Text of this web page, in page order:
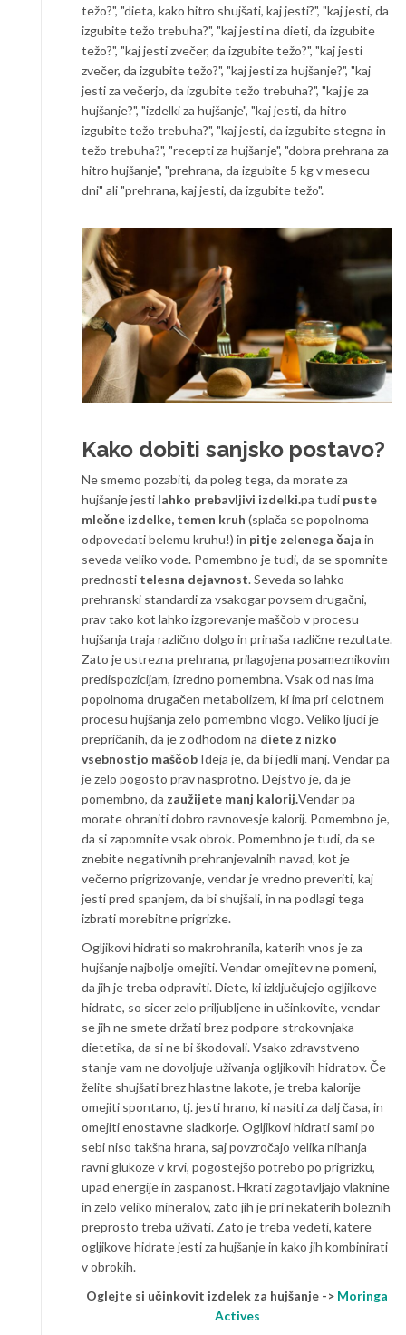
težo?", "dieta, kako hitro shujšati, kaj jesti?", "kaj jesti, da
izgubite težo trebuha?", "kaj jesti na dieti, da izgubite
težo?", "kaj jesti zvečer, da izgubite težo?", "kaj jesti
zvečer, da izgubite težo?", "kaj jesti za hujšanje?", "kaj
jesti za večerjo, da izgubite težo trebuha?", "kaj je za
hujšanje?", "izdelki za hujšanje", "kaj jesti, da hitro
izgubite težo trebuha?", "kaj jesti, da izgubite stegna in
težo trebuha?", "recepti za hujšanje", "dobra prehrana za
hitro hujšanje", "prehrana, da izgubite 5 kg v mesecu
dni" ali "prehrana, kaj jesti, da izgubite težo".
Kako dobiti sanjsko postavo?
Ne smemo pozabiti, da poleg tega, da morate za
hujšanje jesti lahko prebavljivi izdelki.pa tudi puste
mlečne izdelke, temen kruh (splača se popolnoma
odpovedati belemu kruhu!) in pitje zelenega čaja in
seveda veliko vode. Pomembno je tudi, da se spomnite
prednosti telesna dejavnost. Seveda so lahko
prehranski standardi za vsakogar povsem drugačni,
prav tako kot lahko izgorevanje maščob v procesu
hujšanja traja različno dolgo in prinaša različne rezultate.
Zato je ustrezna prehrana, prilagojena posameznikovim
predispozicijam, izredno pomembna. Vsak od nas ima
popolnoma drugačen metabolizem, ki ima pri celotnem
procesu hujšanja zelo pomembno vlogo. Veliko ljudi je
prepričanih, da je z odhodom na diete z nizko
vsebnostjo maščob Ideja je, da bi jedli manj. Vendar pa
je zelo pogosto prav nasprotno. Dejstvo je, da je
pomembno, da zaužijete manj kalorij.Vendar pa
morate ohraniti dobro ravnovesje kalorij. Pomembno je,
da si zapomnite vsak obrok. Pomembno je tudi, da se
znebite negativnih prehranjevalnih navad, kot je
večerno prigrizovanje, vendar je vredno preveriti, kaj
jesti pred spanjem, da bi shujšali, in na podlagi tega
izbrati morebitne prigrizke.
Ogljikovi hidrati so makrohranila, katerih vnos je za
hujšanje najbolje omejiti. Vendar omejitev ne pomeni,
da jih je treba odpraviti. Diete, ki izključujejo ogljikove
hidrate, so sicer zelo priljubljene in učinkovite, vendar
se jih ne smete držati brez podpore strokovnjaka
dietetika, da si ne bi škodovali. Vsako zdravstveno
stanje vam ne dovoljuje uživanja ogljikovih hidratov. Če
želite shujšati brez hlastne lakote, je treba kalorije
omejiti spontano, tj. jesti hrano, ki nasiti za dalj časa, in
omejiti enostavne sladkorje. Ogljikovi hidrati sami po
sebi niso takšna hrana, saj povzročajo velika nihanja
ravni glukoze v krvi, pogostejšo potrebo po prigrizku,
upad energije in zaspanost. Hkrati zagotavljajo vlaknine
in zelo veliko mineralov, zato jih je pri nekaterih boleznih
preprosto treba uživati. Zato je treba vedeti, katere
ogljikove hidrate jesti za hujšanje in kako jih kombinirati
v obrokih.
Oglejte si učinkovit izdelek za hujšanje -> Moringa
Actives